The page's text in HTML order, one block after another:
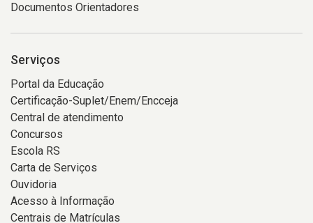
Documentos Orientadores
Serviços
Portal da Educação
Certificação-Suplet/Enem/Encceja
Central de atendimento
Concursos
Escola RS
Carta de Serviços
Ouvidoria
Acesso à Informação
Centrais de Matrículas